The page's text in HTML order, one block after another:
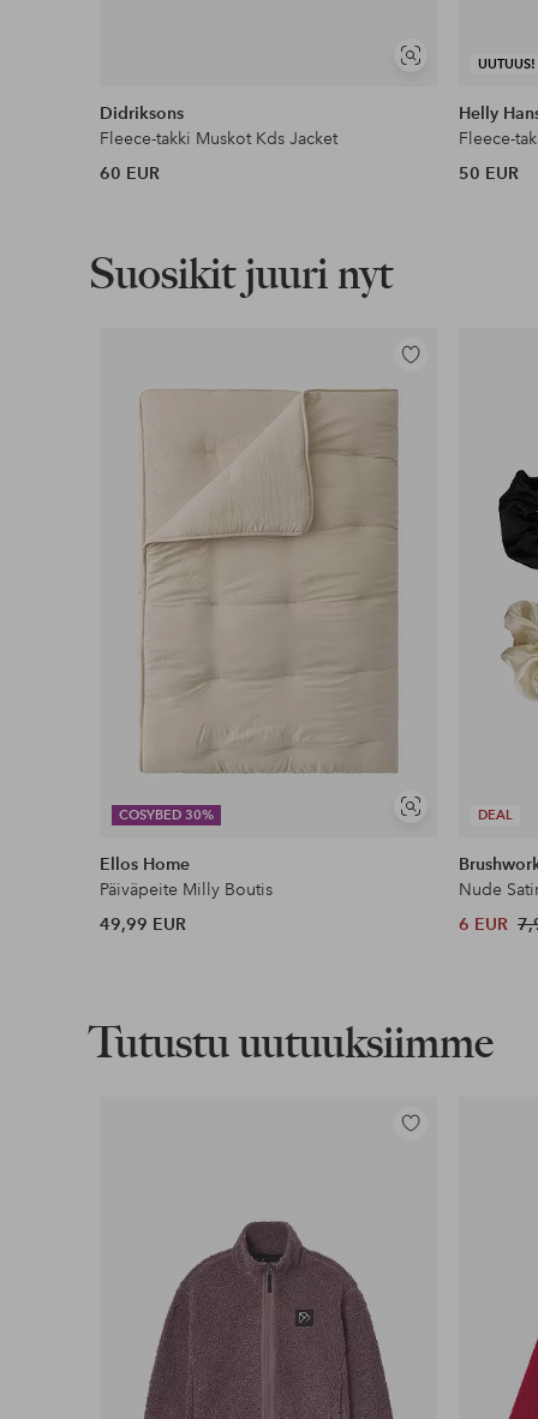
Näytä
Didriksons
Fleece-takki Muskot Kds Jacket
60 EUR
UUTUUS!
Helly
Fleece-
50 EUR
Suosikit juuri nyt
COSYBED 30%
Näytä
Lisää
suosikkeihin
Ellos Home
Päiväpeite Milly Boutis
49,99 EUR
DEAL
Nude
6 EUR
Tutustu uutuuksiimme
Lisää